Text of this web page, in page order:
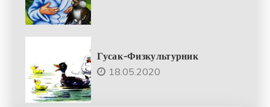
Гусак-Физкультурник
18.05.2020